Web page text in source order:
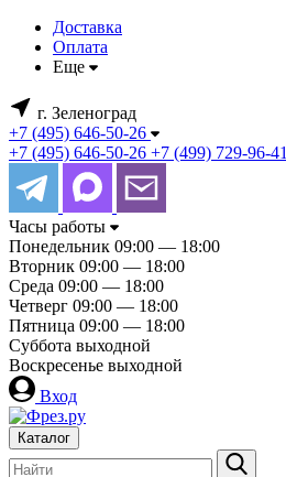
Доставка
Оплата
Еще
г. Зеленоград
+7 (495) 646-50-26
+7 (495) 646-50-26 +7 (499) 729-96-41
Часы работы
Понедельник 09:00 — 18:00
Вторник 09:00 — 18:00
Среда 09:00 — 18:00
Четверг 09:00 — 18:00
Пятница 09:00 — 18:00
Суббота выходной
Воскресенье выходной
Вход
Каталог